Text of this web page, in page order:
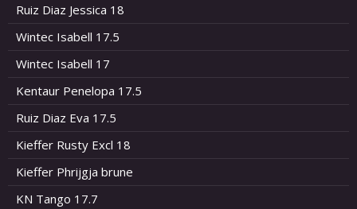
Ruiz Diaz Jessica 18
Wintec Isabell 17.5
Wintec Isabell 17
Kentaur Penelopa 17.5
Ruiz Diaz Eva 17.5
Kieffer Rusty Excl 18
Kieffer Phrijgja brune
KN Tango 17.7